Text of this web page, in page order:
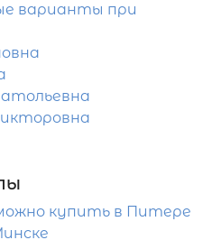
варианты при
купить в Питере